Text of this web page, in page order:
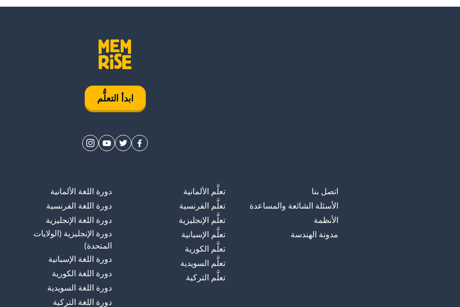
ابدأ التعلُّم
اتصل بنا
الأسئلة الشائعة والمساعدة
الأنظمة
مدونة الهندسة
تعلَّم الألمانية
تعلَّم الفرنسية
تعلَّم الإنجليزية
تعلَّم الإسبانية
تعلَّم الكورية
تعلَّم السويدية
تعلَّم التركية
دورة اللغة الألمانية
دورة اللغة الفرنسية
دورة اللغة الإنجليزية
دورة الإنجليزية (الولايات
المتحدة)
دورة اللغة الإسبانية
دورة اللغة الكورية
دورة اللغة السويدية
دورة اللغة التركية